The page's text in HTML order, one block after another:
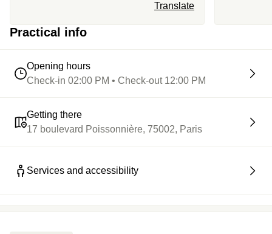
Translate
Practical info
Opening hours
Check-in 02:00 PM • Check-out 12:00 PM
Getting there
17 boulevard Poissonnière, 75002, Paris
Services and accessibility